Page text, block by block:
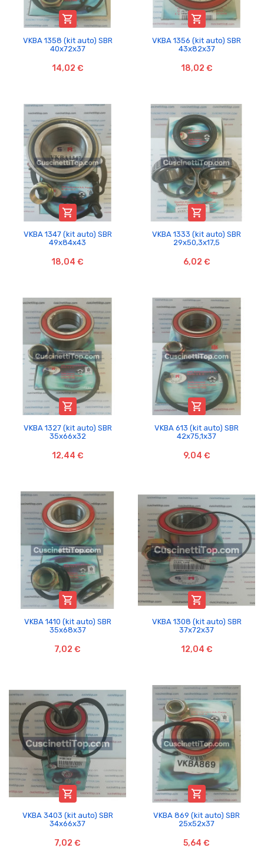

VKBA 1358 (kit auto) SBR
40x72x37
14,02 €

VKBA 1356 (kit auto) SBR
43x82x37
18,02 €

VKBA 1347 (kit auto) SBR
49x84x43
18,04 €

VKBA 1333 (kit auto) SBR
29x50,3x17,5
6,02 €

VKBA 1327 (kit auto) SBR
35x66x32
12,44 €

VKBA 613 (kit auto) SBR
42x75,1x37
9,04 €

VKBA 1410 (kit auto) SBR
35x68x37
7,02 €

VKBA 1308 (kit auto) SBR
37x72x37
12,04 €

VKBA 3403 (kit auto) SBR
34x66x37
7,02 €

VKBA 869 (kit auto) SBR
25x52x37
5,64 €